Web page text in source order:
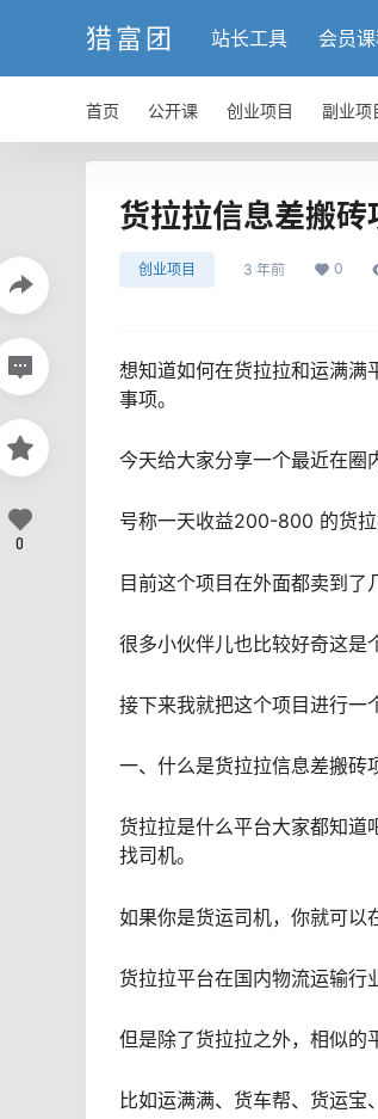
猎富团 站长工具 会员
首页 公开课 创业项目 副业项
货拉拉信息差搬
创业项目 3 年前 0
想知道如何在货拉拉和运满满
事项。
今天给大家分享一个最近在圈
号称一天收益200-800 的货
目前这个项目在外面都卖到了
很多小伙伴儿也比较好奇这是
接下来我就把这个项目进行一
一、什么是货拉拉信息差搬砖
货拉拉是什么平台大家都知道
找司机。
如果你是货运司机，你就可以
货拉拉平台在国内物流运输行
但是除了货拉拉之外，相似的
比如运满满、货车帮、货运宝
0